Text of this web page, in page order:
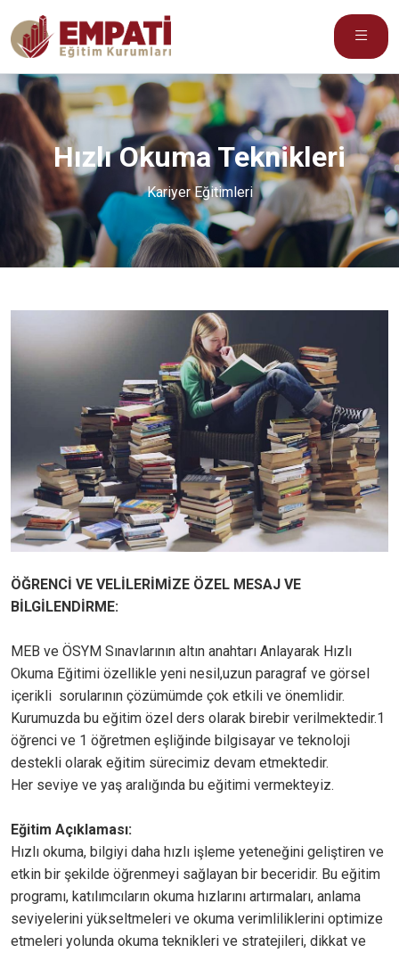
Hızlı Okuma Teknikleri
Kariyer Eğitimleri
ÖĞRENCİ VE VELİLERİMİZE ÖZEL MESAJ VE
BİLGİLENDİRME:
MEB ve ÖSYM Sınavlarının altın anahtarı Anlayarak Hızlı
Okuma Eğitimi özellikle yeni nesil,uzun paragraf ve görsel
içerikli sorularının çözümümde çok etkili ve önemlidir.
Kurumuzda bu eğitim özel ders olarak birebir verilmektedir.1
öğrenci ve 1 öğretmen eşliğinde bilgisayar ve teknoloji
destekli olarak eğitim sürecimiz devam etmektedir.
Her seviye ve yaş aralığında bu eğitimi vermekteyiz.
Eğitim Açıklaması:
Hızlı okuma, bilgiyi daha hızlı işleme yeteneğini geliştiren ve
etkin bir şekilde öğrenmeyi sağlayan bir beceridir. Bu eğitim
programı, katılımcıların okuma hızlarını artırmaları, anlama
seviyelerini yükseltmeleri ve okuma verimliliklerini optimize
etmeleri yolunda okuma teknikleri ve stratejileri, dikkat ve